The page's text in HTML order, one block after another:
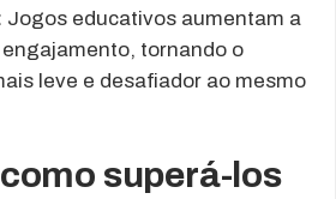
Jogos educativos aumentam a
tornando o
leve e desafiador ao mesmo
superá-los